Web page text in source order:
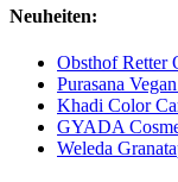
Neuheiten:
Obsthof Retter
Purasana
Khadi Color
GYADA
Weleda